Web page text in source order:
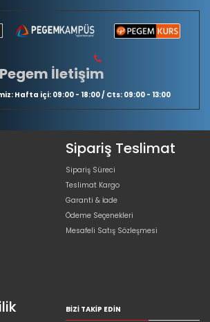
Pegem İletişim
Hafta içi: 09:00 - 18:00 / Cts: 09:00 - 13:00
Sipariş Teslimat
Sipariş Süreci
Teslimat Kargo
Garanti & İade
Ödeme Seçenekleri
Mesafeli Satış Sözleşmesi
BIZI TAKIP EDIN